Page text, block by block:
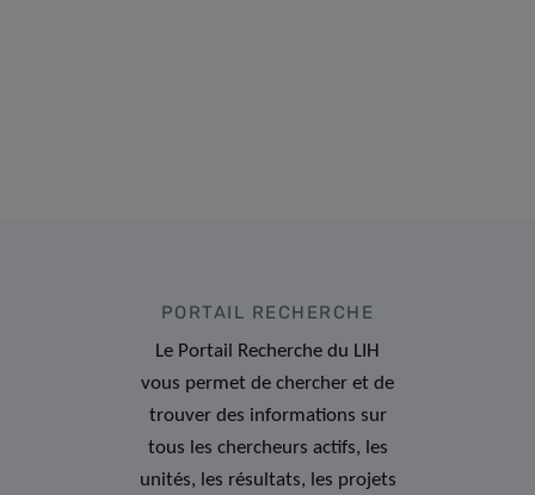
PORTAIL RECHERCHE
Le Portail Recherche du LIH
vous permet de chercher et de
trouver des informations sur
tous les chercheurs actifs, les
unités, les résultats, les projets